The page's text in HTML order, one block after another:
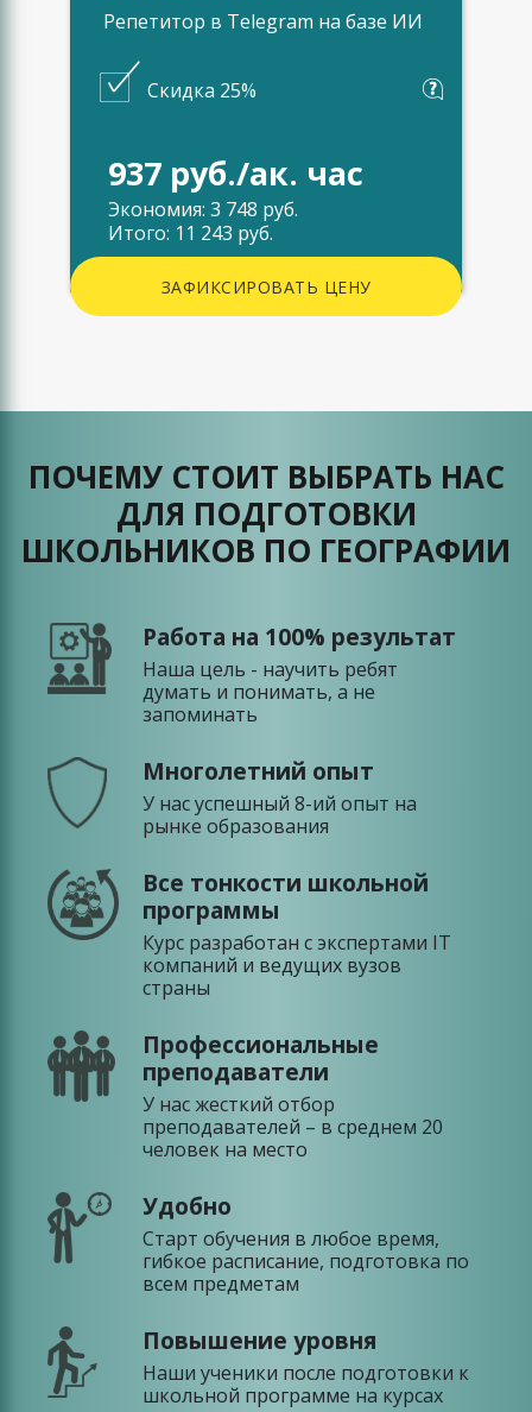
Репетитор в Telegram на базе ИИ
Скидка 25%
937 руб./ак. час
Экономия: 3 748 руб.
Итого: 11 243 руб.
ЗАФИКСИРОВАТЬ ЦЕНУ
ПОЧЕМУ СТОИТ ВЫБРАТЬ НАС
ДЛЯ ПОДГОТОВКИ
ШКОЛЬНИКОВ ПО ГЕОГРАФИИ
Работа на 100% результат
Наша цель - научить ребят
думать и понимать, а не
запоминать
Многолетний опыт
У нас успешный 8-ий опыт на
рынке образования
Все тонкости школьной
программы
Курс разработан с экспертами IT
компаний и ведущих вузов
страны
Профессиональные
преподаватели
У нас жесткий отбор
преподавателей – в среднем 20
человек на место
Удобно
Старт обучения в любое время,
гибкое расписание, подготовка по
всем предметам
Повышение уровня
Наши ученики после подготовки к
школьной программе на курсах